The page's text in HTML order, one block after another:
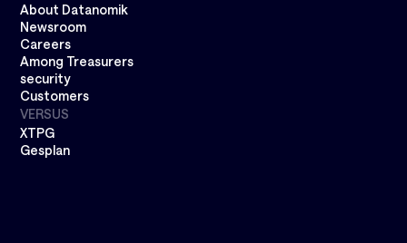
About Datanomik
Newsroom
Careers
Among Treasurers
security
Customers
VERSUS
XTPG
Gesplan